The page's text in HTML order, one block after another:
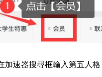
加速器搜尋框輸入第五人